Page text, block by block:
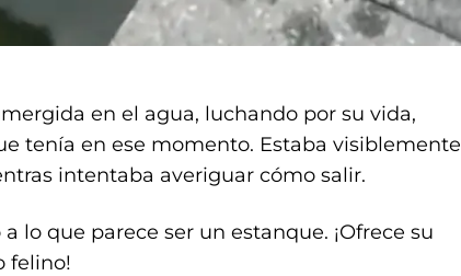
en el agua, luchando por su vida,
tenía en ese momento. Estaba visiblemente
intentaba averiguar cómo salir.
lo que parece ser un estanque. ¡Ofrece su
felino!